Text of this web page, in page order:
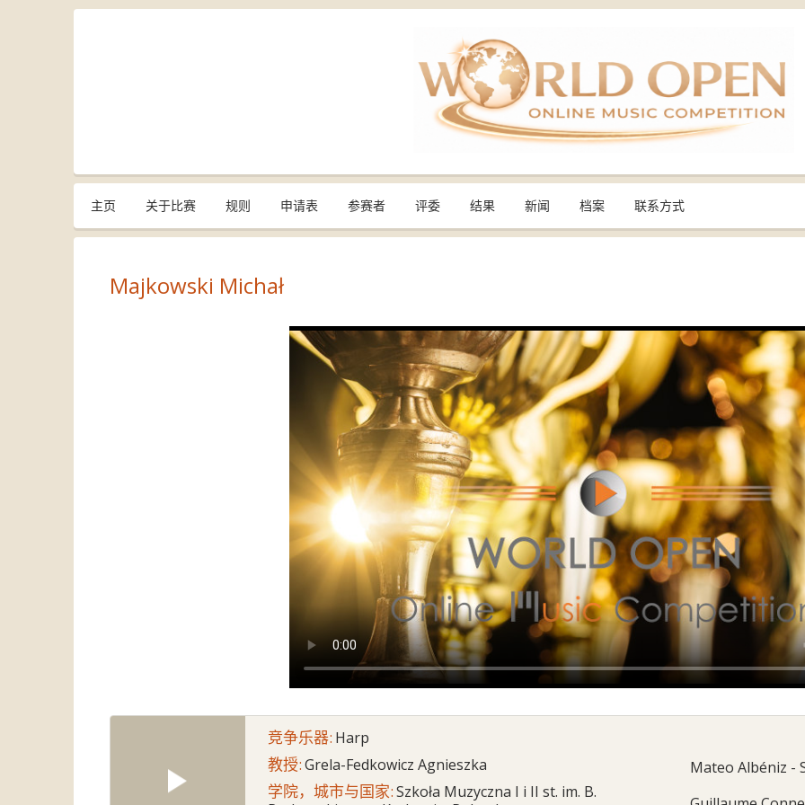
主页 关于比赛 规则 申请表 参赛者 评委 结果 新闻 档案 联系方式
Majkowski Michał
竞争乐器: Harp
教授:Grela-Fedkowicz Agnieszka
学院，城市与国家:Szkoła Muzyczna I i II st. im. B.
Mateo Albéniz -